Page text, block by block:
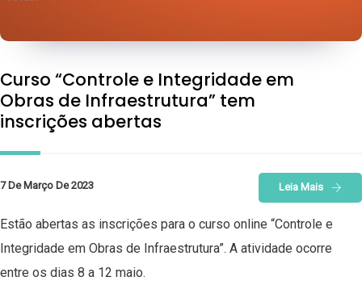
Curso “Controle e Integridade em
Obras de Infraestrutura” tem
inscrições abertas
7 De Março De 2023 Leia Mais
Estão abertas as inscrições para o curso online “Controle e
Integridade em Obras de Infraestrutura”. A atividade ocorre
entre os dias 8 a 12 maio.